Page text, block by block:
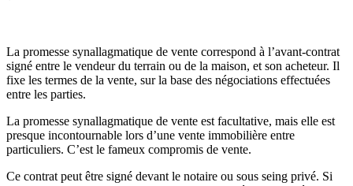
La promesse synallagmatique de vente correspond à l’avant-contrat
signé entre le vendeur du terrain ou de la maison, et son acheteur. Il
fixe les termes de la vente, sur la base des négociations effectuées
entre les parties.
La promesse synallagmatique de vente est facultative, mais elle est
presque incontournable lors d’une vente immobilière entre
particuliers. C’est le fameux compromis de vente.
Ce contrat peut être signé devant le notaire ou sous seing privé. Si